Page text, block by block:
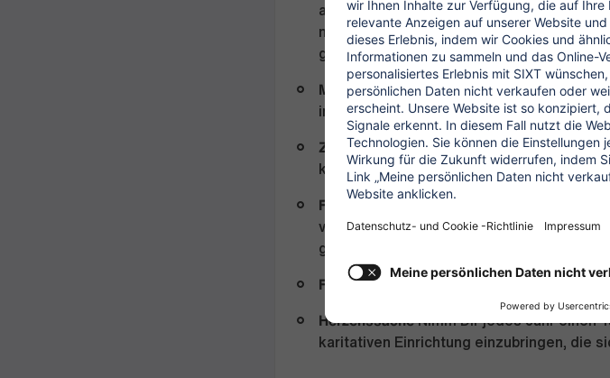
arbeitest Du vom ersten Tag an mit
neue Technologien auszuprobieren, Dein
gezielt einzusetzen, um schneller,
Mobilitätspower Du erhältst von uns einen
individuellen Mobilität
ZukunftsplusWir fördern Deine
kapitalbildenden Leistungen, damit Du
Feel-Good-Atmosphäre
vielfältigen Freizeitangeboten wie dem
genieße unser hochwertiges
Flexibilität Genieße 30 Tage Urlaub und
HerzenssacheNimm Dir jedes Jahr einen
karitativen Einrichtung einzubringen, die